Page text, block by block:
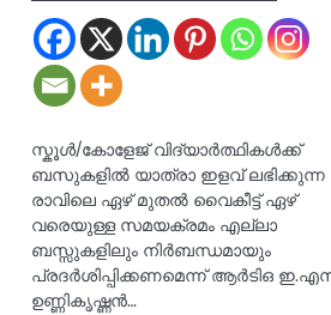
സ്കൂൾ/കോളേജ് വിദ്യാർത്ഥികൾക്ക്
ബസുകളിൽ യാത്രാ ഇളവ് ലഭിക്കുന്ന
രാവിലെ ഏഴ് മുതൽ വൈകീട്ട് ഏഴ്
വരെയുള്ള സമയക്രമം എല്ലാ
ബസ്സുകളിലും നിർബന്ധമായും
പ്രദർശിപ്പിക്കണമെന്ന് ആർടിഒ
ഉണ്ണികൃഷ്ണൻ…